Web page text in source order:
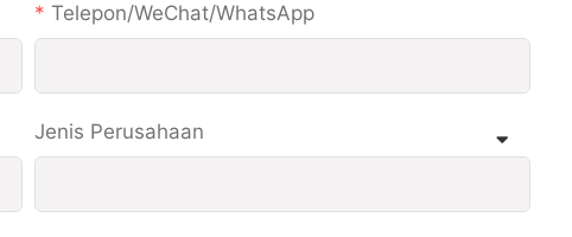
Telepon/WeChat/WhatsApp
Jenis Perusahaan